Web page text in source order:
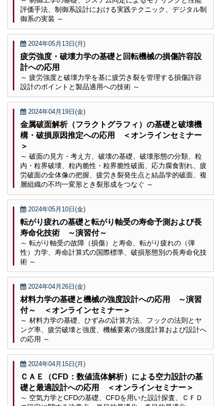
評価手法、制御系設計における実践テクニック、デジタル制
御系の実装 ～
2024年05月13日(月)
疲労強度・破壊力学の基礎と回転機械の損傷許容設
計への応用
～ 疲労強度と破壊力学を基に疲労き裂を管理する損傷許容
設計のポイントと製品適用への技術 ～
2024年04月19日(金)
金属破面解析（フラクトグラフィ）の基礎と破壊機
構・破損原因推定への応用 ＜オンラインセミナー
＞
～ 破面の見方・考え方、破壊の基礎、破壊形態の分類、粒
内・粒界破壊、粒内脆性・粒界脆性破面、応力腐食割れ、疲
労破面の全体像の把握、疲労き裂発生点と結晶学的破面、複
層組織の不均一変形とき裂形成をつなぐ ～
2024年05月10日(金)
転がり疲れの基礎と転がり軸受の寿命予測および長
寿命化技術 ～演習付～
～ 転がり軸受の故障（損傷）と寿命、転がり疲れの（弾
性）力学、寿命計算式の国際標準、破損形態別の長寿命化技
術 ～
2024年04月26日(金)
材料力学の基礎と機械の強度設計への応用 ～演習
付～ ＜オンラインセミナー＞
～ 材料力学の基礎、ひずみの計算方法、フックの法則とヤ
ング率、疲労破壊と強度、機械要素の強度計算および設計へ
の応用 ～
2024年04月15日(月)
ＣＡＥ（CFD：数値流体解析）による空力設計の基
礎と最適設計への応用 ＜オンラインセミナー＞
～ 空気力学とCFDの基礎、CFDを用いた設計探査、ＣＦＤ